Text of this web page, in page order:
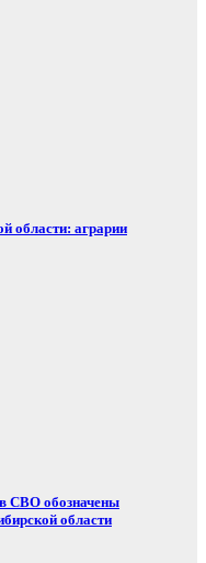
области: аграрии
СВО обозначены
области